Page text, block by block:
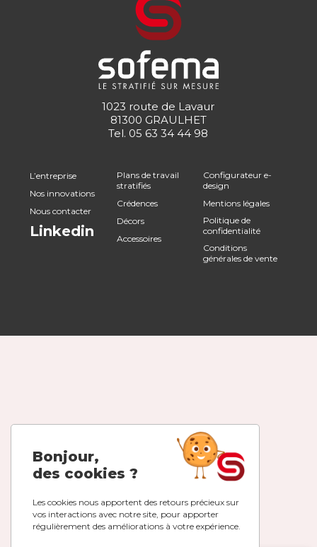
1023 route de Lavaur
81300 GRAULHET
Tel. 05 63 34 44 98
L’entreprise
Nos innovations
Nous contacter
Linkedin
Plans de travail
stratifiés
Crédences
Décors
Accessoires
Configurateur e-
design
Mentions légales
Politique de
confidentialité
Conditions
générales de vente
Bonjour,
des cookies ?
Les cookies nous apportent des retours précieux sur
vos interactions avec notre site, pour apporter
régulièrement des améliorations à votre expérience.